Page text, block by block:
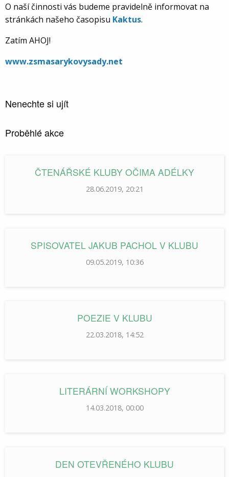
O naší činnosti vás budeme pravidelně informovat na
stránkách našeho časopisu Kaktus.
Zatím AHOJ!
www.zsmasarykovysady.net
Nenechte si ujít
Proběhlé akce
ČTENÁŘSKÉ KLUBY OČIMA ADÉLKY
28.06.2019, 20:21
SPISOVATEL JAKUB PACHOL V KLUBU
09.05.2019, 10:36
POEZIE V KLUBU
22.03.2018, 14:52
LITERÁRNÍ WORKSHOPY
14.03.2018, 00:00
DEN OTEVŘENÉHO KLUBU